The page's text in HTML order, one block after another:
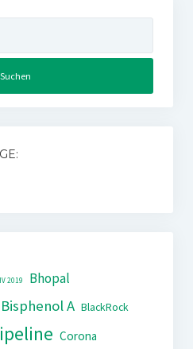
2019 Bhopal
Bisphenol A BlackRock
Corona